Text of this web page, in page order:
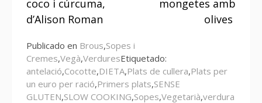
coco i cúrcuma,
d’Alison Roman
mongetes amb
olives
Publicado en Brous,Sopes i
Cremes,Vegà,VerduresEtiquetado:
antelació,Cocotte,DIETA,Plats de cullera,Plats per
un euro per ració,Primers plats,SENSE
GLUTEN,SLOW COOKING,Sopes,Vegetarià,verdura